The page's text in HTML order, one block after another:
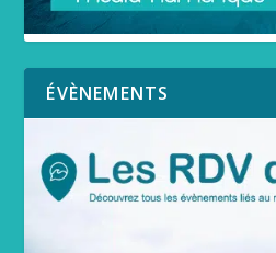
ÉVÈNEMENTS